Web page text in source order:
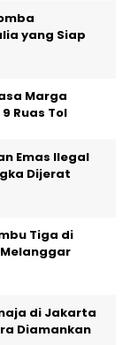
yang Siap
Marga
Ruas Tol
Emas Ilegal
Dijerat
Tiga di
di Jakarta
Diamankan